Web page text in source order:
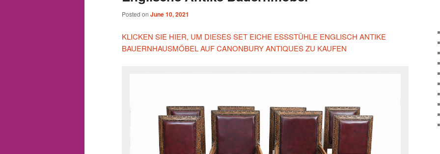
Posted on June 10, 2021
KLICKEN SIE HIER, UM DIESES SET EICHE ESSSTÜHLE ENGLISCH ANTIKE
BAUERNHAUSMÖBEL AUF CANONBURY ANTIQUES ZU KAUFEN